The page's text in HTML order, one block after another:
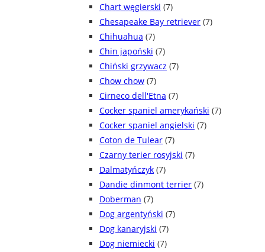
Chart węgierski (7)
Chesapeake Bay retriever (7)
Chihuahua (7)
Chin japoński (7)
Chiński grzywacz (7)
Chow chow (7)
Cirneco dell'Etna (7)
Cocker spaniel amerykański (7)
Cocker spaniel angielski (7)
Coton de Tulear (7)
Czarny terier rosyjski (7)
Dalmatyńczyk (7)
Dandie dinmont terrier (7)
Doberman (7)
Dog argentyński (7)
Dog kanaryjski (7)
Dog niemiecki (7)